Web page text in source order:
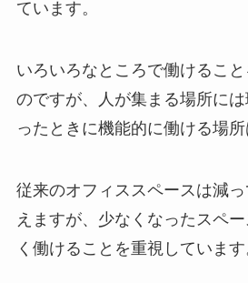
ています。
いろいろなところで働けるこ
のですが、人が集まる場所に
ったときに機能的に働ける場所
従来のオフィススペースは減
えますが、少なくなったスペ
く働けることを重視しています